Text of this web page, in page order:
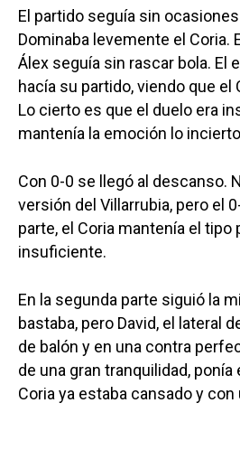
El partido seguía sin
Dominaba levemente el Coria.
Álex seguía sin rascar bola. El
hacía su partido, viendo que el
Lo cierto es que el duelo era
mantenía la emoción lo
Con 0-0 se llegó al descanso.
versión del Villarrubia, pero el
parte, el Coria mantenía el tipo
insuficiente.
En la segunda parte siguió la
bastaba, pero David, el lateral
de balón y en una contra
de una gran tranquilidad, ponía
Coria ya estaba cansado y